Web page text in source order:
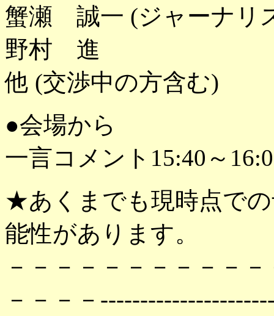
蟹瀬 誠一 (ジャーナリ
野村 進
他 (交渉中の方含む)
●会場から
一言コメント15:40～
★あくまでも現時点で
能性があります。
－－－－－－－－－－
－－－－